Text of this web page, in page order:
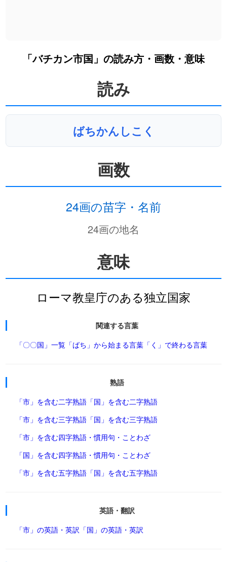
「バチカン市国」の読み方・画数・意味
読み
ばちかんしこく
画数
24画の苗字・名前
24画の地名
意味
ローマ教皇庁のある独立国家
関連する言葉
「〇〇国」一覧 「ばち」から始まる言葉 「く」で終わる言葉
熟語
「市」を含む二字熟語 「国」を含む二字熟語
「市」を含む三字熟語 「国」を含む三字熟語
「市」を含む四字熟語・慣用句・ことわざ
「国」を含む四字熟語・慣用句・ことわざ
「市」を含む五字熟語 「国」を含む五字熟語
英語・翻訳
「市」の英語・英訳 「国」の英語・英訳